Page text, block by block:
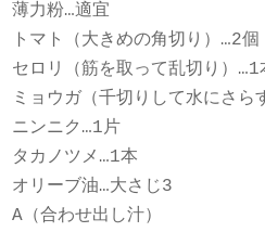
薄力粉…適宜
トマト（大きめの角切り）…2個
セロリ（筋を取って乱切り）…1
ミョウガ（千切りして水にさら
ニンニク…1片
タカノツメ…1本
オリーブ油…大さじ3
A（合わせ出し汁）